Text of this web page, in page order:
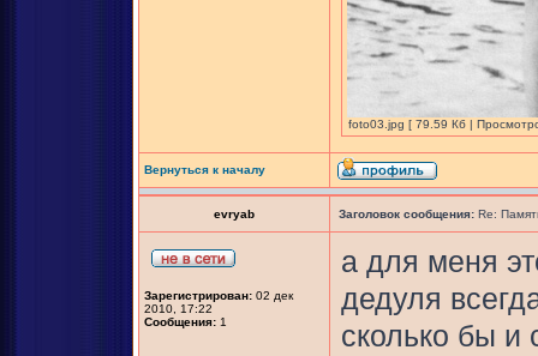
foto03.jpg [ 79.59 Кб |
Вернуться к началу
evryab Заголовок сообщения: Re:
Зарегистрирован: 02 дек
2010, 17:22
Сообщения: 1
а для меня
дедуля
сколько бы и